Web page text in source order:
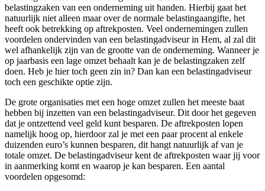
belastingzaken van een onderneming uit handen. Hierbij gaat het
natuurlijk niet alleen maar over de normale belastingaangifte, het
heeft ook betrekking op aftrekposten. Veel ondernemingen zullen
voordelen ondervinden van een belastingadviseur in Hem, al zal dit
wel afhankelijk zijn van de grootte van de onderneming. Wanneer je
op jaarbasis een lage omzet behaalt kan je de belastingzaken zelf
doen. Heb je hier toch geen zin in? Dan kan een belastingadviseur
toch een geschikte optie zijn.
De grote organisaties met een hoge omzet zullen het meeste baat
hebben bij inzetten van een belastingadviseur. Dit door het gegeven
dat je ontzettend veel geld kunt besparen. De aftrekposten lopen
namelijk hoog op, hierdoor zal je met een paar procent al enkele
duizenden euro’s kunnen besparen, dit hangt natuurlijk af van je
totale omzet. De belastingadviseur kent de aftrekposten waar jij voor
in aanmerking komt en waarop je kan besparen. Een aantal
voordelen opgesomd: